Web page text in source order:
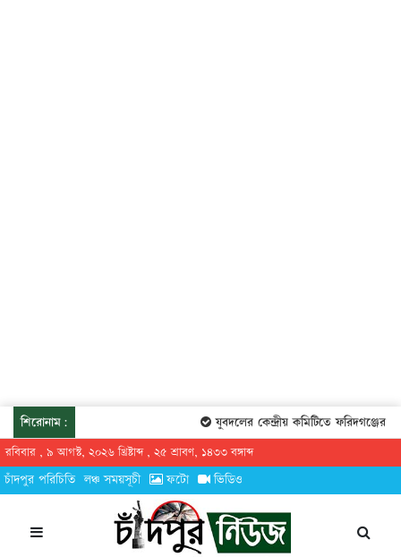
শিরোনাম: যুবদলের কেন্দ্রীয় কমিটিতে ফরিদগঞ্জের
রবিবার , ৯ আগস্ট, ২০২৬ খ্রিষ্টাব্দ , ২৫ শ্রাবণ, ১৪৩৩ বঙ্গাব্দ
চাঁদপুর পরিচিতি লঞ্চ সময়সূচী ফটো ভিডিও